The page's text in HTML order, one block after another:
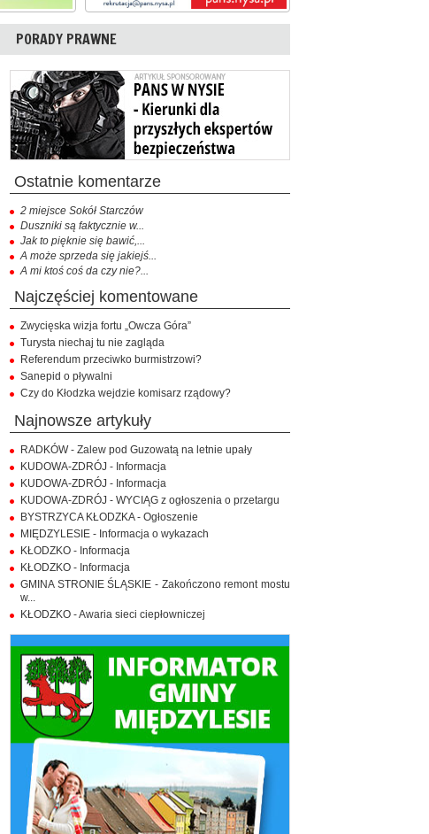
PORADY PRAWNE
ostatnie komentarze
2 miejsce Sokół Starczów
Duszniki są faktycznie w...
Jak to pięknie się bawić,...
A może sprzeda się jakiejś...
A mi ktoś coś da czy nie?...
najczęściej komentowane
Zwycięska wizja fortu „Owcza Góra”
Turysta niechaj tu nie zagląda
Referendum przeciwko burmistrzowi?
Sanepid o pływalni
Czy do Kłodzka wejdzie komisarz rządowy?
najnowsze artykuły
RADKÓW - Zalew pod Guzowatą na letnie upały
KUDOWA-ZDRÓJ - Informacja
KUDOWA-ZDRÓJ - Informacja
KUDOWA-ZDRÓJ - WYCIĄG z ogłoszenia o przetargu
BYSTRZYCA KŁODZKA - Ogłoszenie
MIĘDZYLESIE - Informacja o wykazach
KŁODZKO - Informacja
KŁODZKO - Informacja
GMINA STRONIE ŚLĄSKIE - Zakończono remont mostu
w...
KŁODZKO - Awaria sieci ciepłowniczej